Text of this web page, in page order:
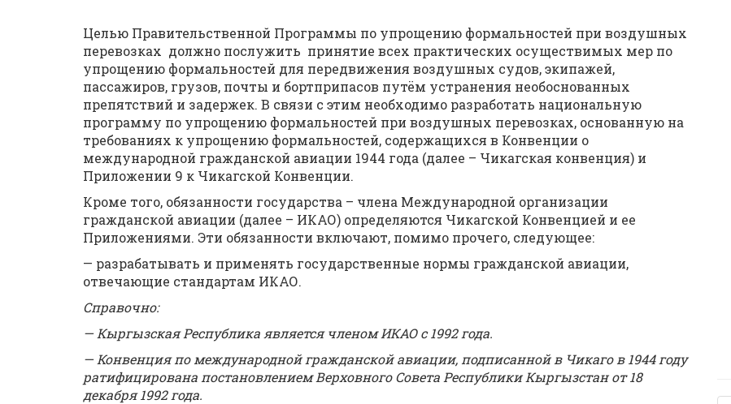
Целью Правительственной Программы по упрощению формальностей при воздушных
перевозках должно послужить принятие всех практических осуществимых мер по
упрощению формальностей для передвижения воздушных судов, экипажей,
пассажиров, грузов, почты и бортприпасов путём устранения необоснованных
препятствий и задержек. В связи с этим необходимо разработать национальную
программу по упрощению формальностей при воздушных перевозках, основанную на
требованиях к упрощению формальностей, содержащихся в Конвенции о
международной гражданской авиации 1944 года (далее – Чикагская конвенция) и
Приложении 9 к Чикагской Конвенции.
Кроме того, обязанности государства – члена Международной организации
гражданской авиации (далее – ИКАО) определяются Чикагской Конвенцией и ее
Приложениями. Эти обязанности включают, помимо прочего, следующее:
— разрабатывать и применять государственные нормы гражданской авиации,
отвечающие стандартам ИКАО.
Справочно:
— Кыргызская Республика является членом ИКАО с 1992 года.
— Конвенция по международной гражданской авиации, подписанной в Чикаго в 1944 году
ратифицирована постановлением Верховного Совета Республики Кыргызстан от 18
декабря 1992 года.